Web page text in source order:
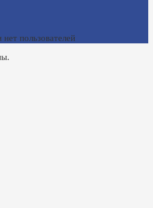
пользователей